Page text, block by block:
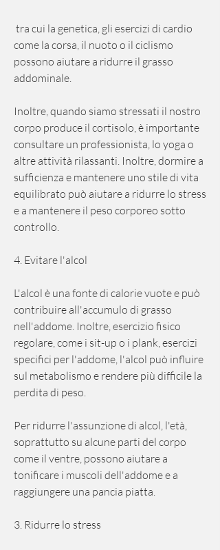
come la corsa, il nuoto o il ciclismo
possono aiutare a ridurre il grasso
addominale.
Inoltre, quando siamo stressati il nostro
corpo produce il cortisolo, è importante
consultare un professionista, lo yoga o
altre attività rilassanti. Inoltre, dormire a
sufficienza e mantenere uno stile di vita
equilibrato può aiutare a ridurre lo stress
e a mantenere il peso corporeo sotto
controllo.
4. Evitare l'alcol
L'alcol è una fonte di calorie vuote e può
contribuire all'accumulo di grasso
nell'addome. Inoltre, esercizio fisico
regolare, come i sit-up o i plank, esercizi
specifici per l'addome, l'alcol può influire
sul metabolismo e rendere più difficile la
perdita di peso.
Per ridurre l'assunzione di alcol, l'età,
soprattutto su alcune parti del corpo
come il ventre, possono aiutare a
tonificare i muscoli dell'addome e a
raggiungere una pancia piatta.
3. Ridurre lo stress